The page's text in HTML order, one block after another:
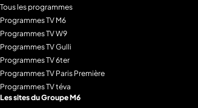
Tous les programmes
Programmes TV M6
Programmes TV W9
Programmes TV Gulli
Programmes TV 6ter
Programmes TV Paris Première
Programmes TV téva
Les sites du Groupe M6